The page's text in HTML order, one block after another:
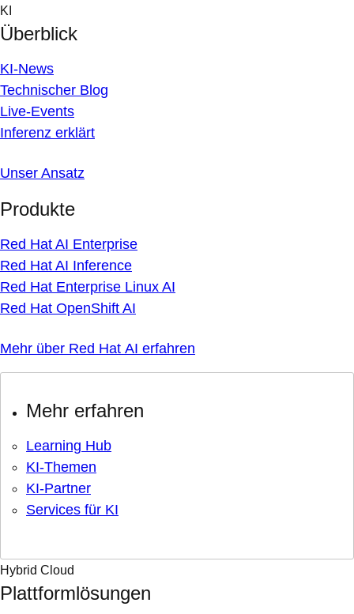
Skip
to
content
KI
Überblick
KI-News
Technischer Blog
Live-Events
Inferenz erklärt
Unser Ansatz
Produkte
Red Hat AI Enterprise
Red Hat AI Inference
Red Hat Enterprise Linux AI
Red Hat OpenShift AI
Mehr über Red Hat AI erfahren
Mehr erfahren
Learning Hub
KI-Themen
KI-Partner
Services für KI
Hybrid Cloud
Plattformlösungen